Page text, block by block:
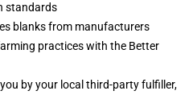
standards
blanks from manufacturers
practices with the Better
by your local third-party fulfiller,